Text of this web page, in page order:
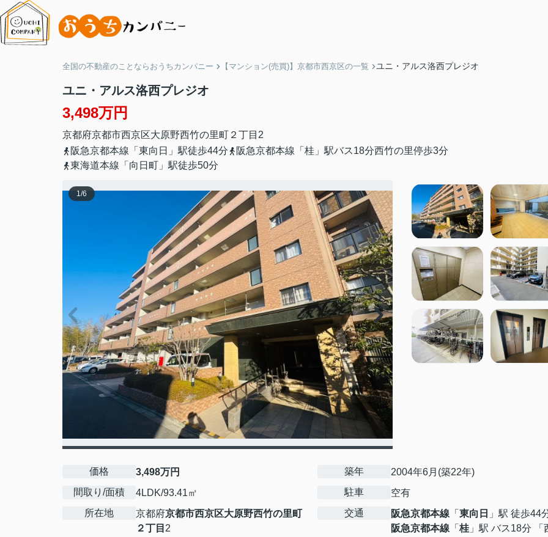
全国の不動産のことならおうちカンパニー 【マンション(売買)】京都市西京区の一覧 ユニ・アルス洛西プレジオ
ユニ・アルス洛西プレジオ
3,498万円
京都府京都市西京区大原野西竹の里町２丁目 2
阪急京都本線「東向日」駅徒歩44分
阪急京都本線「桂」駅バス18分西竹の里停歩3分
東海道本線「向日町」駅徒歩50分
1/6
価格
3,498万円
間取り/面積
4LDK/93.41㎡
所在地
京都府京都市西京区大原野西竹の里町
２丁目 2
築年
2004年6月(築22年)
駐車
空有
交通
阪急京都本線 「 東向日 」駅 徒歩44
阪急京都本線 「 桂 」駅 バス18分 「